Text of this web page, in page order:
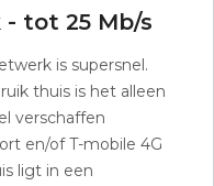
tot 25 Mb/s
is supersnel.
thuis is het alleen
verschaffen
en/of T-mobile 4G
ligt in een